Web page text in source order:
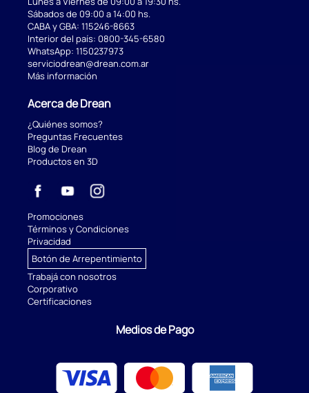
Sábados de 09:00 a 14:00 hs.
CABA y GBA: 115246-8663
Interior del país: 0800-345-6580
WhatsApp: 1150237973
serviciodrean@drean.com.ar
Más información
Acerca de Drean
¿Quiénes somos?
Preguntas Frecuentes
Blog de Drean
Productos en 3D
Promociones
Términos y Condiciones
Privacidad
Botón de Arrepentimiento
Trabajá con nosotros
Corporativo
Certificaciones
Medios de Pago